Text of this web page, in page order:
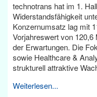
technotrans hat im 1.
Widerstandsfähigkeit
Konzernumsatz lag mit
Vorjahreswert von
der Erwartungen. Die
sowie Healthcare &
strukturell attraktive
Weiterlesen...